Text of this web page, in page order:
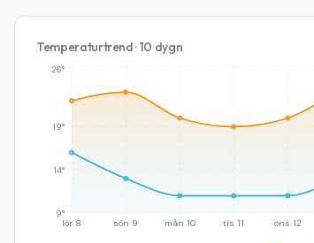
Temperaturtrend · 10 dygn
lör 8 sön 9 mån 10 tis 11 ons 12
9°
14°
19°
26°